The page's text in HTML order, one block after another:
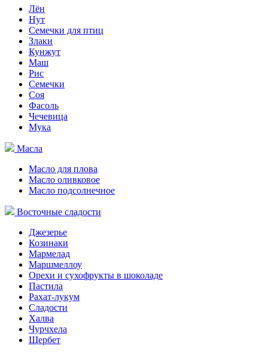
Лён
Нут
Семечки для птиц
Злаки
Кунжут
Маш
Рис
Семечки
Соя
Фасоль
Чечевица
Мука
Масла
Масло для плова
Масло оливковое
Масло подсолнечное
Восточные сладости
Джезерье
Козинаки
Мармелад
Маршмеллоу
Орехи и сухофрукты в шоколаде
Пастила
Рахат-лукум
Сладости
Халва
Чурчхела
Щербет